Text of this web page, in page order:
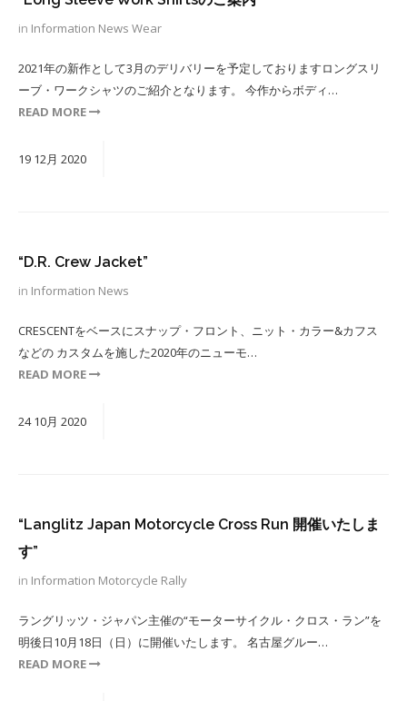
in Information News Wear
2021年の新作として3月のデリバリーを予定しておりますロングスリ
ーブ・ワークシャツのご紹介となります。 今作からボディ…
READ MORE
19 12月 2020
“D.R. Crew Jacket”
in Information News
CRESCENTをベースにスナップ・フロント、ニット・カラー&カフス
などの カスタムを施した2020年のニューモ…
READ MORE
24 10月 2020
“Langlitz Japan Motorcycle Cross Run 開催いたしま
す”
in Information Motorcycle Rally
ラングリッツ・ジャパン主催の“モーターサイクル・クロス・ラン”を
明後日10月18日（日）に開催いたします。 名古屋グルー…
READ MORE